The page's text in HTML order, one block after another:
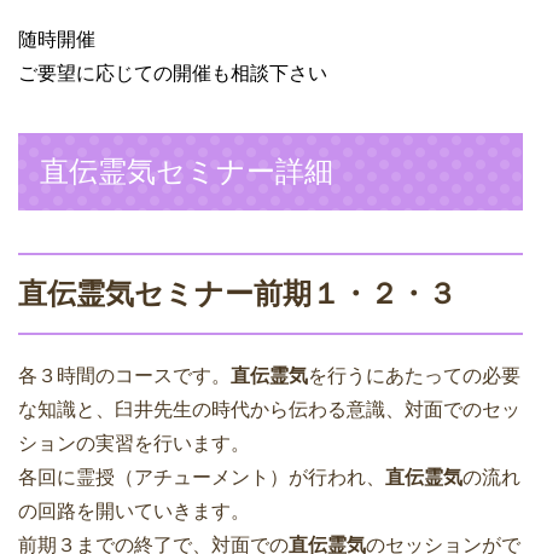
随時開催
ご要望に応じての開催も相談下さい
直伝霊気セミナー詳細
直伝霊気セミナー前期１・２・３
各３時間のコースです。 直伝霊気を行うにあたっての必要
な知識と、臼井先生の時代から伝わる意識、対面でのセッ
ションの実習を行います。
各回に霊授（アチューメント）が行われ、 直伝霊気の流れ
の回路を開いていきます。
前期３までの終了で、対面での直伝霊気のセッションがで